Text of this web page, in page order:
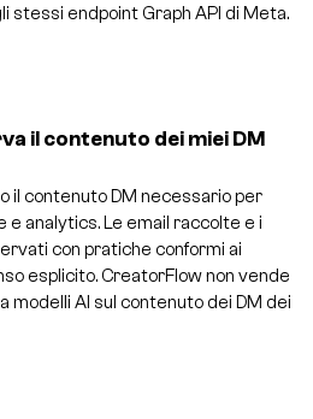
stessi endpoint Graph API di Meta.
il contenuto dei miei DM
il contenuto DM necessario per
analytics. Le email raccolte e i
con pratiche conformi ai
esplicito. CreatorFlow non vende
AI sul contenuto dei DM dei